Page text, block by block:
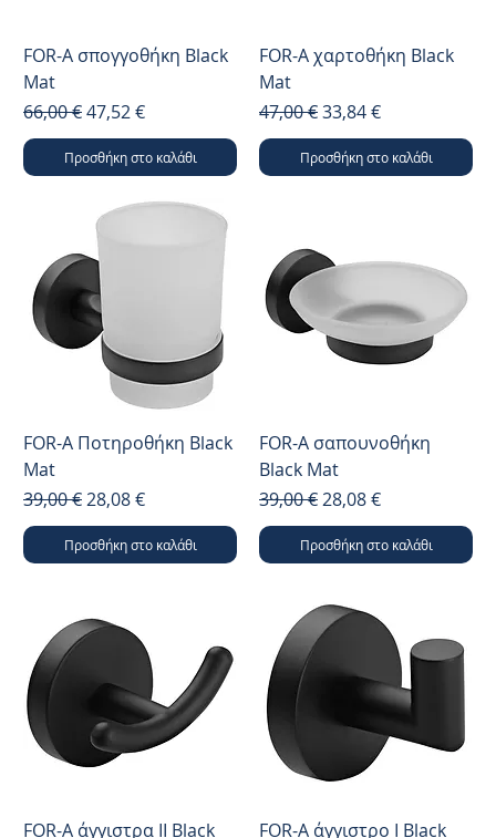
FOR-A σπογγοθήκη Black
Mat
Κανονική τιμή
66,00 €Τιμή Έκπτωσης
47,52 €
Προσθήκη στο καλάθι
FOR-A χαρτοθήκη Black
Mat
Κανονική τιμή
47,00 €Τιμή Έκπτωσης
33,84 €
Προσθήκη στο καλάθι
FOR-A Ποτηροθήκη Black
Mat
Κανονική τιμή
39,00 € Τιμή Έκπτωσης
28,08 €
Προσθήκη στο καλάθι
FOR-A σαπουνοθήκη
Black Mat
Κανονική τιμή
39,00 € Τιμή Έκπτωσης
28,08 €
Προσθήκη στο καλάθι
FOR-A άγγιστρα ΙΙ Black
FOR-A άγγιστρο Ι Black